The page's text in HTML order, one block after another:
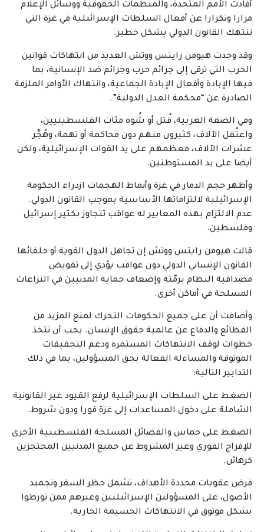
أفادت الأمم المتحدة، والمنظمات الحقوقية ووسائل الإعلام
مرارا وتكرارا عن أفعال السلطات الإسرائيلية في غزة التي
تنتهك القانون الدولي بشكل خطير.
وقد وجدت هيومن رايتس ووتش العديد من انتهاكات قوانين
الحرب التي ترقى إلى جرائم حرب وجرائم ضد الإنسانية، بما
فيها الإبادة وأفعال الإبادة الجماعية، وانتهاك الأوامر الملزمة
الصادرة عن “محكمة العدل الدولية”.
وفي الضفة الغربية، قُتل أو شُوه مئات الفلسطينيين،
واعتُقل الآلاف، كثيرون منهم دون محاكمة أو تهمة، وهُجِّر
عشرات الآلاف، معظمهم على يد القوات الإسرائيلية، ولكن
أيضا على يد المستوطنين.
وأظهر حجم الدمار في غزة وأنماط الهجمات ازدراء الحكومة
الإسرائيلية لالتزاماتها الأساسية بموجب القانون الدولي.
عدم الالتزام بهذه المعايير له عواقب تتجاوز بكثير إسرائيل
وفلسطين.
قالت هيومن رايتس ووتش إن تجاهل الدول القوية أو حلفائها
القانون الإنساني الدولي دون عواقب يؤدي إلى تقويض
مصداقية النظام برمّته وإضعاف حماية المدنيين في النزاعات
المسلحة في أماكن أخرى.
وأضافت أن على جميع الحكومات التحرك لمنع المزيد من
الفظائع والدفاع عن عالمية حقوق الإنسان. يجب أن تتخذ
خطوات لوقف الانتهاكات المستمرة ودعم التحقيقات
الموثوقة والمساءلة الفعالة بحق المسؤولين، بما في ذلك
التدابير التالية:
الضغط على السلطات الإسرائيلية لرفع القيود غير القانونية
الشاملة على دخول المساعدات إلى غزة فورا ودون شروط.
الضغط على حماس والفصائل المسلحة الفلسطينية الأخرى
للإفراج الفوري وغير المشروط عن جميع المدنيين المحتجزين
كرهائن.
فرض عقوبات محددة الأهداف، تشمل حظر السفر وتجميد
الأصول، على المسؤولين الإسرائيليين وغيرهم ممن تورطوا
بشكل موثوق في الانتهاكات الجسيمة الجارية.